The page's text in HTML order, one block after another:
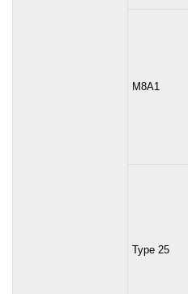
M8A1
Type 25